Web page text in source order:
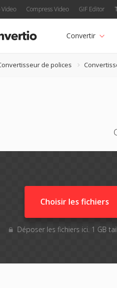
Compress Video GIF Editor
Convertir
de polices
Choisir les fichiers
Déposer les fichiers ici. 1 GB